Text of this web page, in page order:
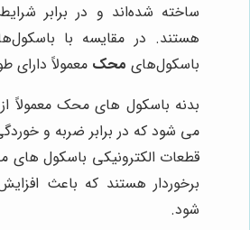
ساخته شده‌اند و در برابر
هستند. در مقایسه با
باسکول‌های محک معمولاً
بدنه باسکول های محک معمولاً
می شود که در برابر ضربه و
قطعات الکترونیکی باسکول های
برخوردار هستند که باعث
شود.